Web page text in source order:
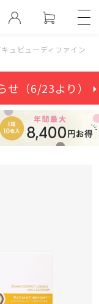
ュビューディファイン
せ（6/23より） ⏵